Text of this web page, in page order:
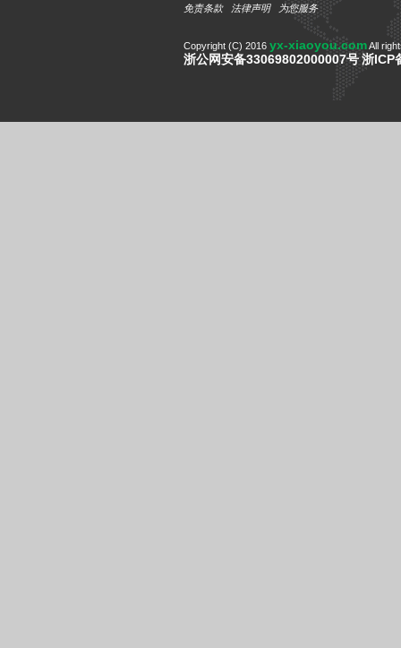
免责条款 法律声明 为您服务
Copyright (C) 2016 yx-xiaoyou.comAll
浙公网安备33069802000007号浙ICP